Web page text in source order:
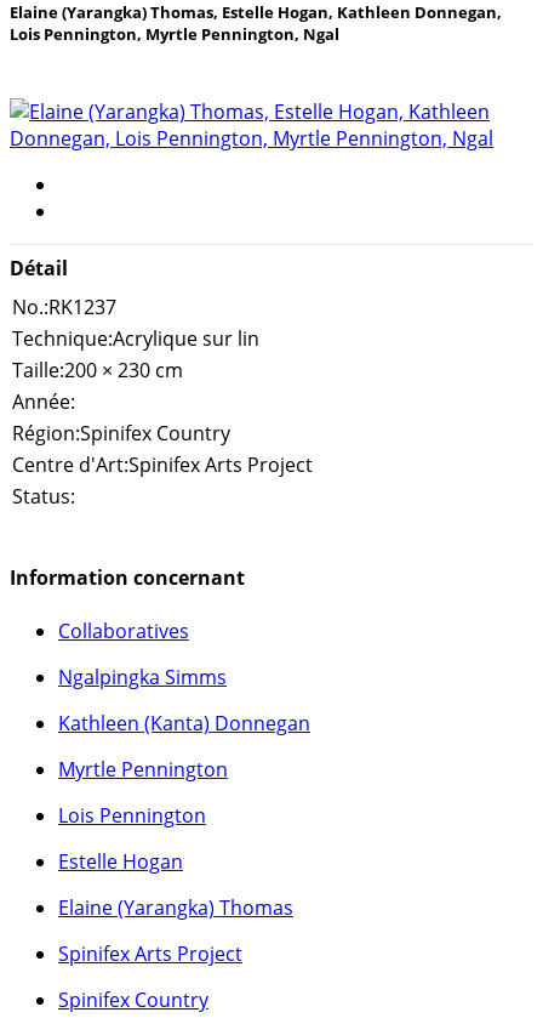
Elaine (Yarangka) Thomas, Estelle Hogan, Kathleen Donnegan,
Lois Pennington, Myrtle Pennington, Ngal
Détail
No.:RK1237
Technique:Acrylique sur lin
Taille:200 × 230 cm
Année:
Région:Spinifex Country
Centre d'Art:Spinifex Arts Project
Status:
Information concernant
Collaboratives
Ngalpingka Simms
Kathleen (Kanta) Donnegan
Myrtle Pennington
Lois Pennington
Estelle Hogan
Elaine (Yarangka) Thomas
Spinifex Arts Project
Spinifex Country